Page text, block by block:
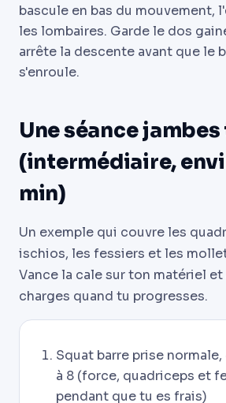
bascule en bas du mouvement,
les lombaires. Garde le dos
arrête la descente avant que le
s'enroule.
Une séance
(intermédiaire,
min)
Un exemple qui couvre les
ischios, les fessiers et les
Vance la cale sur ton matériel
charges quand tu progresses.
Squat barre prise
à 8 (force, quadriceps et
pendant que tu es frais)